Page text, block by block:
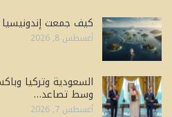
كيف جمعت
أغسطس 8, 2026
السعودية وتركيا
وسط تصاعد…
أغسطس 7, 2026